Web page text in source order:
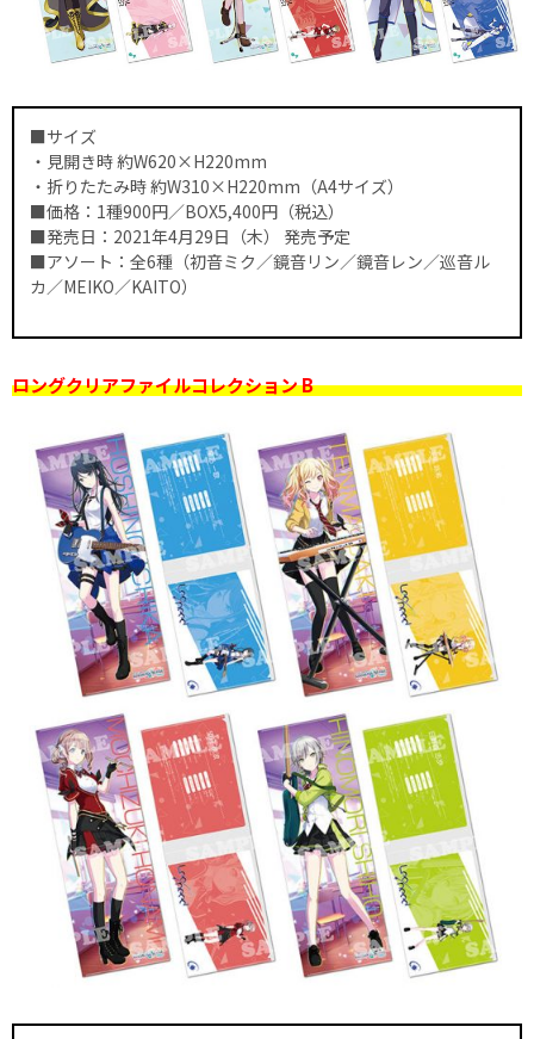
■サイズ
・見開き時 約W620×H220mm
・折りたたみ時 約W310×H220mm（A4サイズ）
■価格：1種900円／BOX5,400円（税込）
■発売日：2021年4月29日（木） 発売予定
■アソート：全6種（初音ミク／鏡音リン／鏡音レン／巡音ル
カ／MEIKO／KAITO）
ロングクリアファイルコレクション B